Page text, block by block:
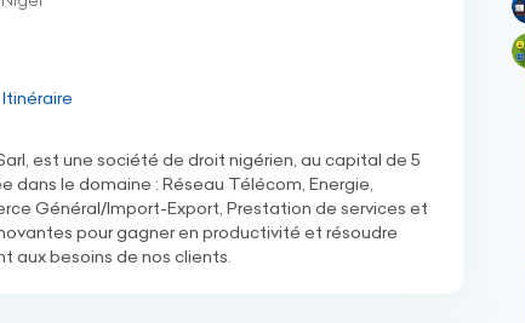
Itinéraire
est une société de droit nigérien, au capital de 5
dans le domaine : Réseau Télécom, Energie,
Général/Import-Export, Prestation de services et
pour gagner en productivité et résoudre
aux besoins de nos clients.